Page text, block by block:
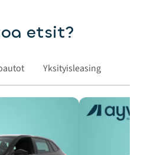
etsit?
Yksityisleasing